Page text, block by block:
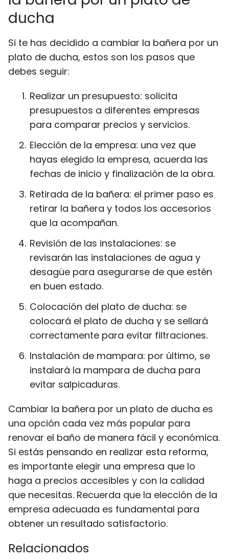
ducha
Si te has decidido a cambiar la bañera por un
plato de ducha, estos son los pasos que
debes seguir:
Realizar un presupuesto: solicita
presupuestos a diferentes empresas
para comparar precios y servicios.
Elección de la empresa: una vez que
hayas elegido la empresa, acuerda las
fechas de inicio y finalización de la obra.
Retirada de la bañera: el primer paso es
retirar la bañera y todos los accesorios
que la acompañan.
Revisión de las instalaciones: se
revisarán las instalaciones de agua y
desagüe para asegurarse de que estén
en buen estado.
Colocación del plato de ducha: se
colocará el plato de ducha y se sellará
correctamente para evitar filtraciones.
Instalación de mampara: por último, se
instalará la mampara de ducha para
evitar salpicaduras.
Cambiar la bañera por un plato de ducha es
una opción cada vez más popular para
renovar el baño de manera fácil y económica.
Si estás pensando en realizar esta reforma,
es importante elegir una empresa que lo
haga a precios accesibles y con la calidad
que necesitas. Recuerda que la elección de la
empresa adecuada es fundamental para
obtener un resultado satisfactorio.
Relacionados